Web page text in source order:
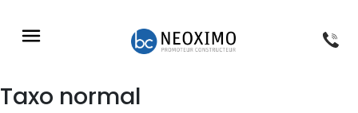
Taxo normal